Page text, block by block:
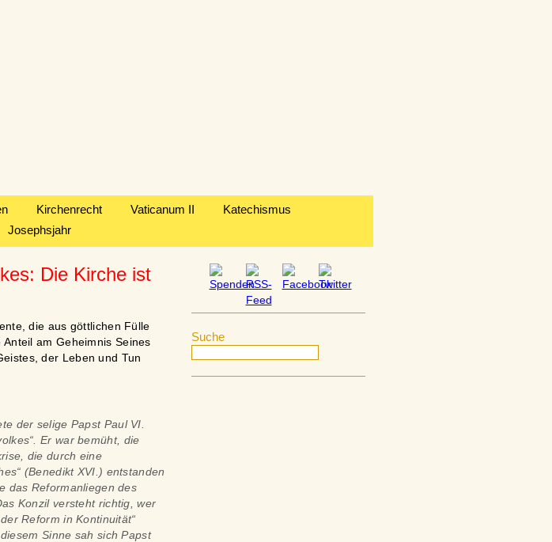
Kirchenrecht Vaticanum II
Katechismus
Josephsjahr
Suche
Die Kirche ist
die aus göttlichen Fülle
am Geheimnis Seines
der Leben und Tun
der selige Papst Paul VI.
Er war bemüht, die
die durch eine
(Benedikt XVI.) entstanden
das Reformanliegen des
Konzil versteht richtig, wer
Reform in Kontinuität“
Sinne sah sich Papst